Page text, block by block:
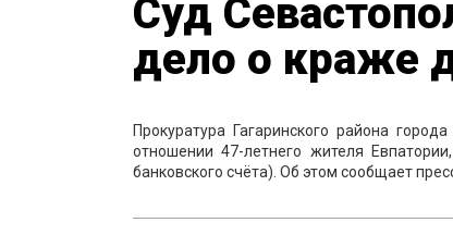
Суд
дело о краже
Прокуратура Гагаринского района
отношении 47-летнего жителя
банковского счёта). Об этом сообщает